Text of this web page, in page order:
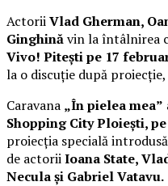
ActoriiVlad Gherman,
Ginghinăvin la întâlnirea
Vivo! Pitești pe 17
la o discuție după
Caravana „În pielea mea”
Shopping City Ploiești,
proiecția specială
de actoriiIoana State,
Necula și Gabriel Vatavu.